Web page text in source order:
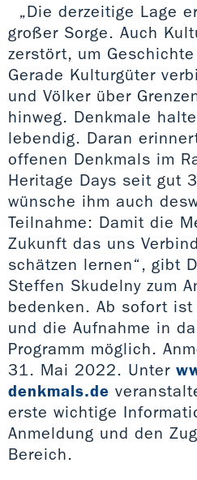
„Die derzeitige Lage
großer Sorge. Auch
zerstört, um
Gerade Kulturgüter
und Völker über
hinweg. Denkmale
lebendig. Daran
offenen Denkmals im
Heritage Days seit gut
wünsche ihm auch
Teilnahme: Damit die
Zukunft das uns
schätzen lernen“, gibt
Steffen Skudelny zum
bedenken. Ab sofort ist
und die Aufnahme in
Programm möglich.
31. Mai 2022. Unter
denkmals.de
erste wichtige
Anmeldung und den
Bereich.